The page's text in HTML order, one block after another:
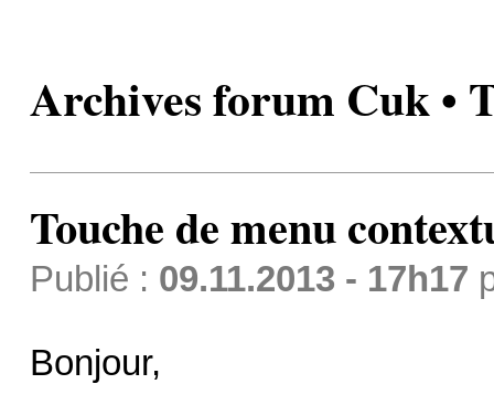
Archives forum Cuk •
Touche de menu
Publié : 09.11.2013 - 17h17
Bonjour,